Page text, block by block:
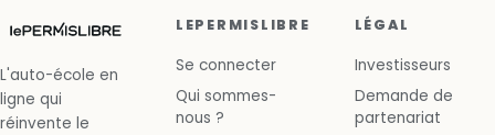
L'auto-école en
ligne qui
réinvente le
LEPERMISLIBRE
Se connecter
Qui sommes-
nous ?
LÉGAL
Investisseurs
Demande de
partenariat